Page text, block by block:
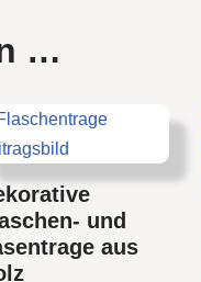
…
und
aus